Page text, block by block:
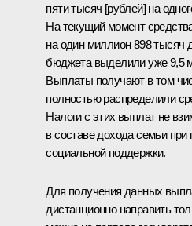
пяти тысяч [рублей] на
На текущий момент
на один миллион 898 тысяч
бюджета выделили уже 9,5
Выплаты получают в том
полностью распределили
Налоги с этих выплат не
в составе дохода семьи
социальной поддержки.
Для получения данных
дистанционно направить